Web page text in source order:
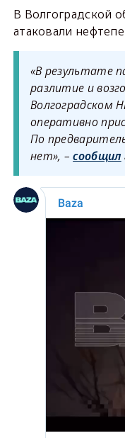
В Волгоградской
атаковали
«В результате
разлитие и
Волгоградском
оперативно
По
нет», –сообщил